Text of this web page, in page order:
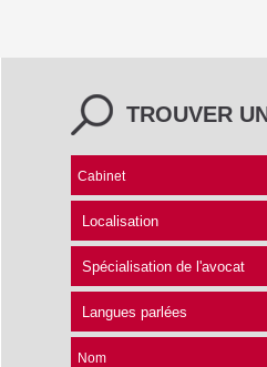
TROUVER
Cabinet
Nom